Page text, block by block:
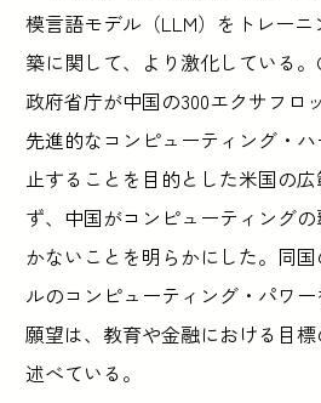
模言語モデル（LLM）をトレー
築に関して、より激化している
政府省庁が中国の300エクサフロ
先進的なコンピューティング・
止することを目的とした米国の
ず、中国がコンピューティング
かないことを明らかにした。同
ルのコンピューティング・パワ
願望は、教育や金融における目
述べている。